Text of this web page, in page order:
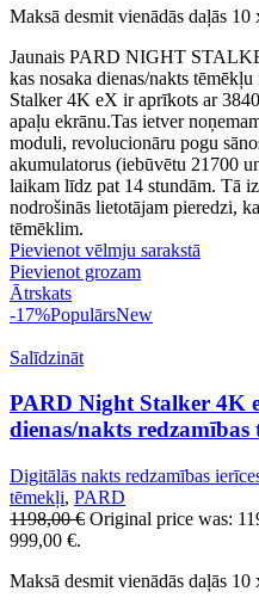
Maksā desmit vienādās daļās 10
Jaunais PARD NIGHT
kas nosaka dienas/nakts
Stalker 4K eX ir aprīkots ar
apaļu ekrānu.Tas ietver
moduli, revolucionāru pogu
akumulatorus (iebūvētu 21700
laikam līdz pat 14 stundām. Tā
nodrošinās lietotājam pieredzi,
tēmēklim.
Pievienot vēlmju sarakstā
Pievienot grozam
Ātrskats
-17%PopulārsNew
Salīdzināt
PARD Night Stalker 4K
dienas/nakts
Digitālās nakts redzamības
tēmekļi, PARD
1198,00€ Original price was:
999,00 €.
Maksā desmit vienādās daļās 10